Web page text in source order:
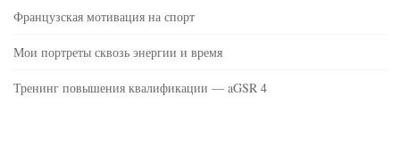
Французская мотивация на спорт
Мои портреты сквозь энергии и время
Тренинг повышения квалификации — aGSR 4